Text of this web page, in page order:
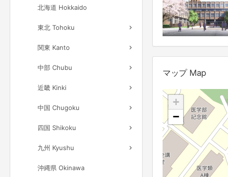
北海道 Hokkaido
東北 Tohoku
関東 Kanto
中部 Chubu
近畿 Kinki
中国 Chugoku
四国 Shikoku
九州 Kyushu
沖縄県 Okinawa
マップ Map
+
−